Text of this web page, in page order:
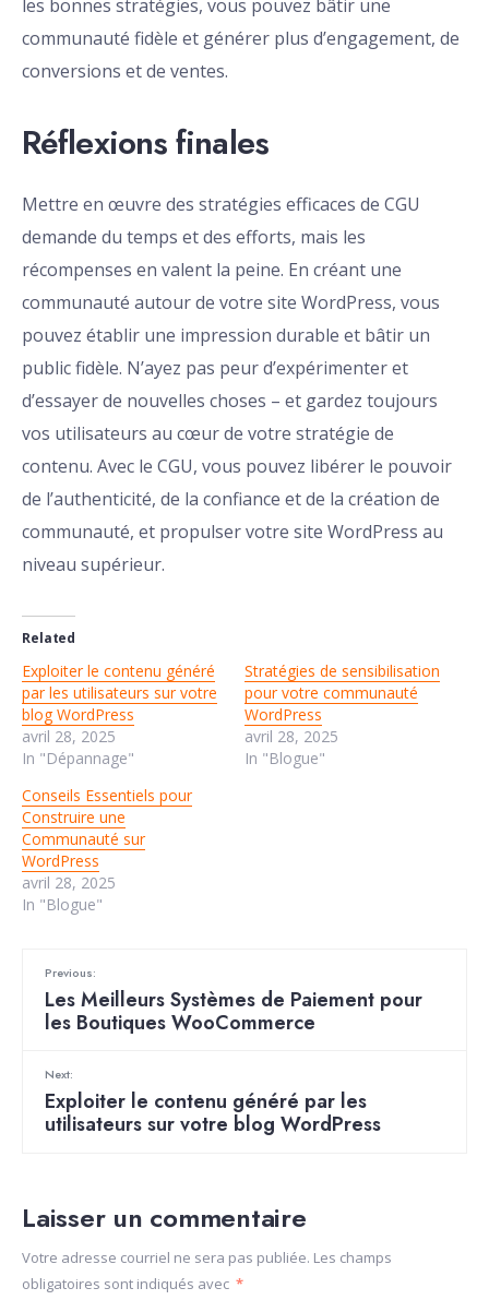
les bonnes stratégies, vous pouvez bâtir une
communauté fidèle et générer plus d’engagement, de
conversions et de ventes.
Réflexions finales
Mettre en œuvre des stratégies efficaces de CGU
demande du temps et des efforts, mais les
récompenses en valent la peine. En créant une
communauté autour de votre site WordPress, vous
pouvez établir une impression durable et bâtir un
public fidèle. N’ayez pas peur d’expérimenter et
d’essayer de nouvelles choses – et gardez toujours
vos utilisateurs au cœur de votre stratégie de
contenu. Avec le CGU, vous pouvez libérer le pouvoir
de l’authenticité, de la confiance et de la création de
communauté, et propulser votre site WordPress au
niveau supérieur.
Related
Exploiter le contenu généré
par les utilisateurs sur votre
blog WordPress
avril 28, 2025
In "Dépannage"
Stratégies de sensibilisation
pour votre communauté
WordPress
avril 28, 2025
In "Blogue"
Conseils Essentiels pour
Construire une
Communauté sur
WordPress
avril 28, 2025
In "Blogue"
Previous:
Les Meilleurs Systèmes de Paiement pour
les Boutiques WooCommerce
Next:
Exploiter le contenu généré par les
utilisateurs sur votre blog WordPress
Laisser un commentaire
Votre adresse courriel ne sera pas publiée. Les champs
obligatoires sont indiqués avec *